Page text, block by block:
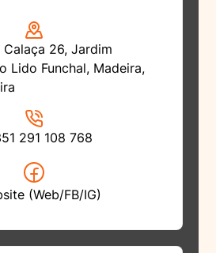
Calaça 26, Jardim
Lido Funchal, Madeira,
291 108 768
(Web/FB/IG)